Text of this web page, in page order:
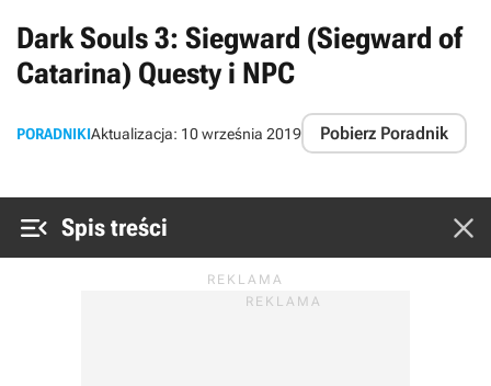
Dark Souls 3: Siegward (Siegward of
Catarina) Questy i NPC
PORADNIKIAktualizacja: 10 września 2019 Pobierz Poradnik
 Spis treści 